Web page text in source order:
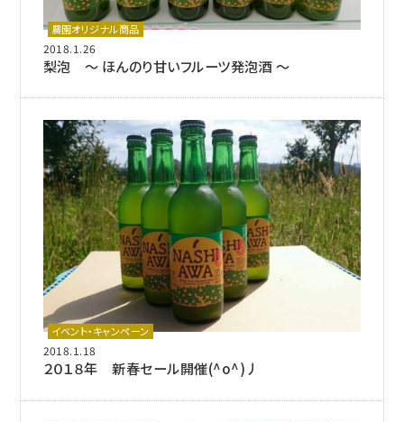
農園オリジナル商品
2018.1.26
梨泡 ～ ほんのり甘いフルーツ発泡酒 ～
イベント・キャンペーン
2018.1.18
２０１８年 新春セール開催(^o^)丿